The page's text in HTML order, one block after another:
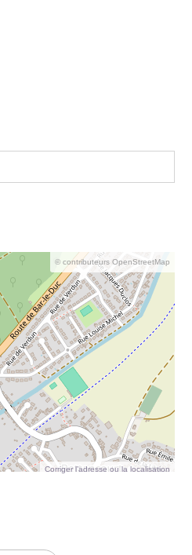
© contributeurs OpenStreetMap
Corriger l’adresse ou la localisation